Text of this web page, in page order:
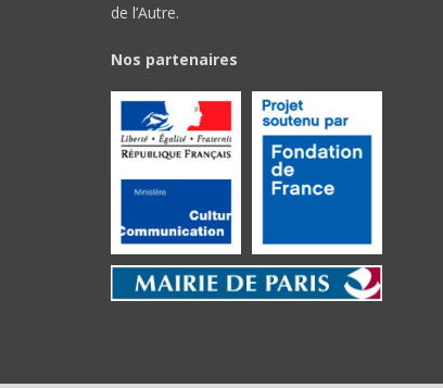
de l’Autre.
Nos partenaires